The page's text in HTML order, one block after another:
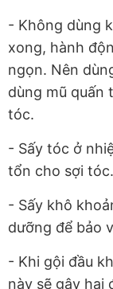
- Không dùng
xong, hành
ngọn. Nên
dùng mũ quấn
tóc.
- Sấy tóc ở
tổn cho sợi tóc.
- Sấy khô
dưỡng để bảo
- Khi gội đầu
này sẽ gây hại